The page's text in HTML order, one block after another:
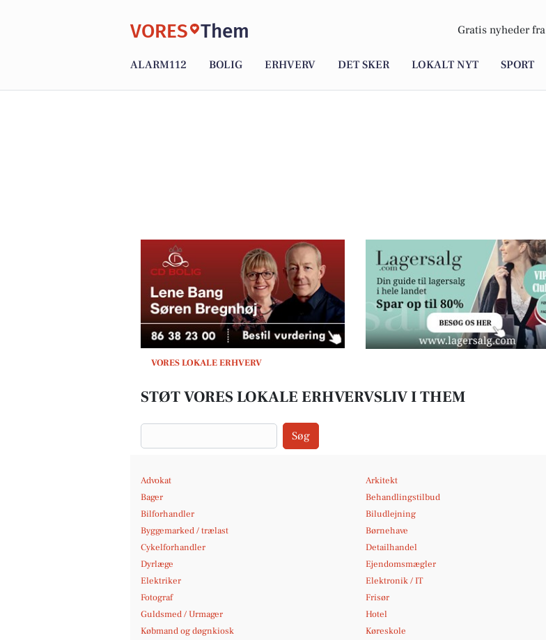
VORES Them Gratis nyheder fra
ALARM112 BOLIG ERHVERV DET SKER LOKALT NYT SPORT
VORES LOKALE ERHVERV
STØT VORES LOKALE ERHVERVSLIV I THEM
Søg
Advokat Arkitekt
Bager
Behandlingstilbud
Bilforhandler
Biludlejning
Byggemarked / trælast
Børnehave
Cykelforhandler
Detailhandel
Dyrlæge
Ejendomsmægler
Elektriker
Elektronik / IT
Fotograf
Frisør
Guldsmed / Urmager
Hotel
Købmand og døgnkiosk
Køreskole